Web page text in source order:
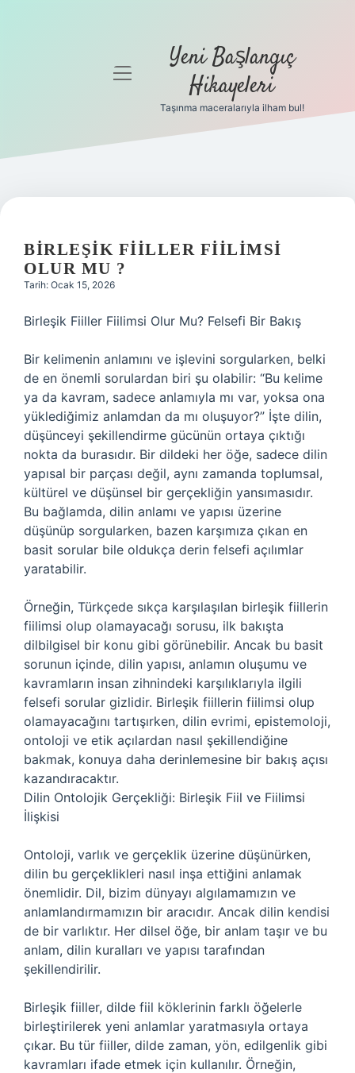
Gizlilik
Hakkımızda
menüyü
Yeni Başlangıç
Hikayeleri
Taşınma maceralarıyla ilham bul!
BIRLEŞIK FIILLER FIILIMSI
OLUR MU ?
Tarih: Ocak 15, 2026
Birleşik Fiiller Fiilimsi Olur Mu? Felsefi Bir Bakış
Bir kelimenin anlamını ve işlevini sorgularken, belki
de en önemli sorulardan biri şu olabilir: “Bu kelime
ya da kavram, sadece anlamıyla mı var, yoksa ona
yüklediğimiz anlamdan da mı oluşuyor?” İşte dilin,
düşünceyi şekillendirme gücünün ortaya çıktığı
nokta da burasıdır. Bir dildeki her öğe, sadece dilin
yapısal bir parçası değil, aynı zamanda toplumsal,
kültürel ve düşünsel bir gerçekliğin yansımasıdır.
Bu bağlamda, dilin anlamı ve yapısı üzerine
düşünüp sorgularken, bazen karşımıza çıkan en
basit sorular bile oldukça derin felsefi açılımlar
yaratabilir.
Örneğin, Türkçede sıkça karşılaşılan birleşik fiillerin
fiilimsi olup olamayacağı sorusu, ilk bakışta
dilbilgisel bir konu gibi görünebilir. Ancak bu basit
sorunun içinde, dilin yapısı, anlamın oluşumu ve
kavramların insan zihnindeki karşılıklarıyla ilgili
felsefi sorular gizlidir. Birleşik fiillerin fiilimsi olup
olamayacağını tartışırken, dilin evrimi, epistemoloji,
ontoloji ve etik açılardan nasıl şekillendiğine
bakmak, konuya daha derinlemesine bir bakış açısı
kazandıracaktır.
Dilin Ontolojik Gerçekliği: Birleşik Fiil ve Fiilimsi
İlişkisi
Ontoloji, varlık ve gerçeklik üzerine düşünürken,
dilin bu gerçeklikleri nasıl inşa ettiğini anlamak
önemlidir. Dil, bizim dünyayı algılamamızın ve
anlamlandırmamızın bir aracıdır. Ancak dilin kendisi
de bir varlıktır. Her dilsel öğe, bir anlam taşır ve bu
anlam, dilin kuralları ve yapısı tarafından
şekillendirilir.
Birleşik fiiller, dilde fiil köklerinin farklı öğelerle
birleştirilerek yeni anlamlar yaratmasıyla ortaya
çıkar. Bu tür fiiller, dilde zaman, yön, edilgenlik gibi
kavramları ifade etmek için kullanılır. Örneğin,